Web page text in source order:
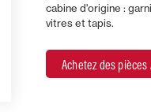
cabine d'origine :
vitres et tapis.
Achetez des pièces